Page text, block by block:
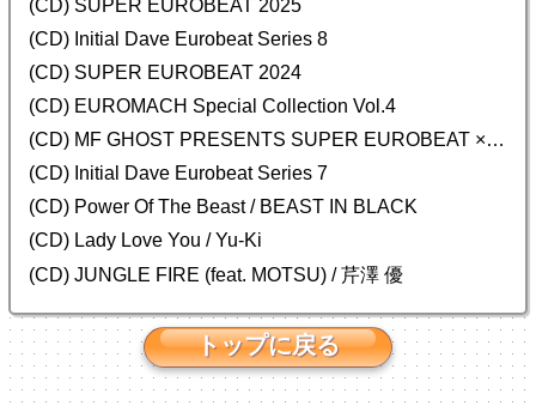
(CD) SUPER EUROBEAT 2025
(CD) Initial Dave Eurobeat Series 8
(CD) SUPER EUROBEAT 2024
(CD) EUROMACH Special Collection Vol.4
(CD) MF GHOST PRESENTS SUPER EUROBEAT × ORIGINAL SOUNDTRACK NEW COLLECTION
(CD) Initial Dave Eurobeat Series 7
(CD) Power Of The Beast / BEAST IN BLACK
(CD) Lady Love You / Yu-Ki
(CD) JUNGLE FIRE (feat. MOTSU) / 芹澤 優
トップに戻る